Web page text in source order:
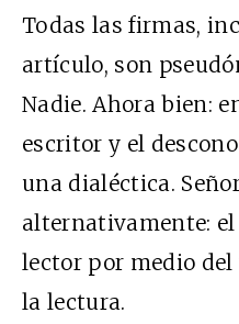
Todas las firmas,
artículo, son
Nadie. Ahora bien:
escritor y el
una dialéctica.
alternativamente:
lector por medio
la lectura.